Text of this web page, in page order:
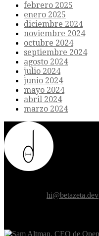
febrero 2025
enero 2025
diciembre 2024
noviembre 2024
octubre 2024
septiembre 2024
agosto 2024
julio 2024
junio 2024
mayo 2024
abril 2024
marzo 2024
hi@betazeta.dev